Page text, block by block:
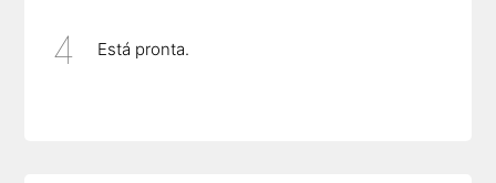
Está pronta.